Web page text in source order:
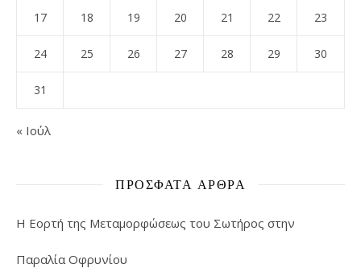
17 18 19 20 21 22 23
24 25 26 27 28 29 30
31
« Ιούλ
ΠΡΌΣΦΑΤΑ ΆΡΘΡΑ
Η Εορτή της Μεταμορφώσεως του Σωτήρος στην
Παραλία Οφρυνίου